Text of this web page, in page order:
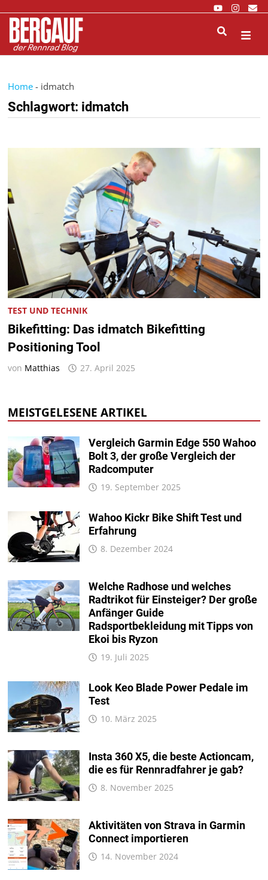
zum
Inhalt
Home - idmatch
Schlagwort: idmatch
TEST UND TECHNIK
Bikefitting: Das idmatch Bikefitting
Positioning Tool
von Matthias 27. April 2025
MEISTGELESENE ARTIKEL
Vergleich Garmin Edge 550 Wahoo
Bolt 3, der große Vergleich der
Radcomputer
19. September 2025
Wahoo Kickr Bike Shift Test und
Erfahrung
8. Dezember 2024
Welche Radhose und welches
Radtrikot für Einsteiger? Der große
Anfänger Guide
Radsportbekleidung mit Tipps von
Ekoi bis Ryzon
19. Juli 2025
Look Keo Blade Power Pedale im
Test
10. März 2025
Insta 360 X5, die beste Actioncam,
die es für Rennradfahrer je gab?
8. November 2025
Aktivitäten von Strava in Garmin
Connect importieren
14. November 2024